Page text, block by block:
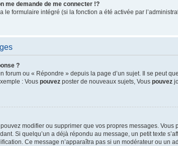
me demande de me connecter !?
le formulaire intégré (si la fonction a été activée par
?
forum ou « Répondre » depuis la page d’un sujet. Il se peut
: Vous pouvez poster de nouveaux sujets, Vous pouvez
modifier ou supprimer que vos propres messages.
Si quelqu’un a déjà répondu au message, un petit texte
Ce message n’apparaîtra pas si un modérateur ou